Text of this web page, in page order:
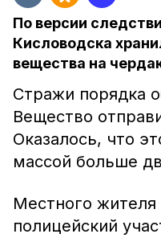
По версии
Кисловодска
вещества на
Стражи порядка
Вещество
Оказалось, что
массой больше
Местного жителя
полицейский